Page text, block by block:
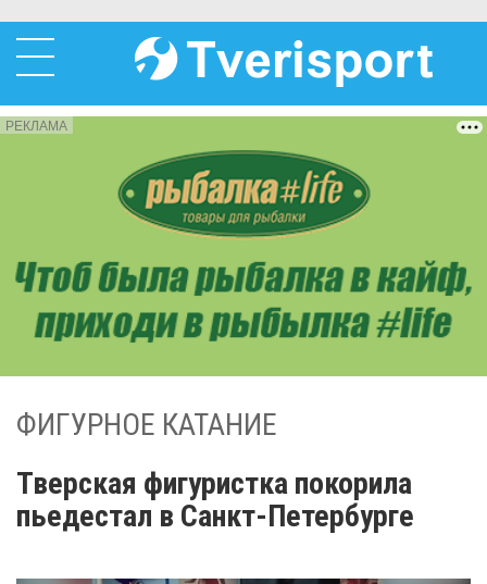
РЕКЛАМА
ФИГУРНОЕ КАТАНИЕ
Тверская фигуристка покорила
пьедестал в Санкт-Петербурге